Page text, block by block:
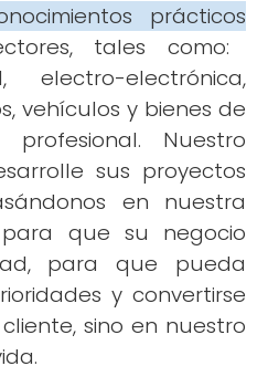
prácticos
tales como:
electro-electrónica,
vehículos y bienes de
Nuestro
sus proyectos
en nuestra
que su negocio
para que pueda
y convertirse
sino en nuestro